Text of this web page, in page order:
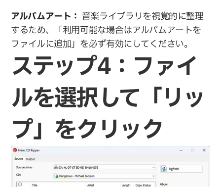
アルバムアート： 音楽ライブラリを視覚的に整理
するため、「利用可能な場合はアルバムアートを
ファイルに追加」を必ず有効にしてください。
ステップ4：ファイ
ルを選択して「リッ
プ」をクリック